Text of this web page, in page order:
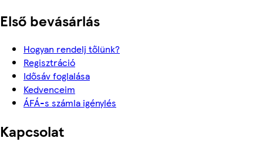
Első bevásárlás
Hogyan rendelj tőlünk?
Regisztráció
Idősáv foglalása
Kedvenceim
ÁFÁ-s számla igénylés
Kapcsolat